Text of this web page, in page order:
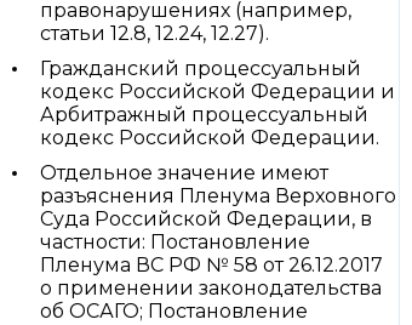
правонарушениях (например,
статьи 12.8, 12.24, 12.27).
Гражданский процессуальный
кодекс Российской Федерации и
Арбитражный процессуальный
кодекс Российской Федерации.
Отдельное значение имеют
разъяснения Пленума Верховного
Суда Российской Федерации, в
частности: Постановление
Пленума ВС РФ № 58 от 26.12.2017
о применении законодательства
об ОСАГО; Постановление